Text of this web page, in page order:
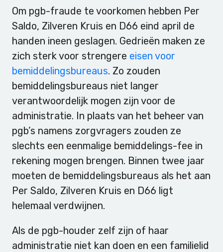
Om pgb-fraude te voorkomen hebben Per
Saldo, Zilveren Kruis en D66 eind april de
handen ineen geslagen. Gedrieën maken ze
zich sterk voor strengere eisen voor
bemiddelingsbureaus. Zo zouden
bemiddelingsbureaus niet langer
verantwoordelijk mogen zijn voor de
administratie. In plaats van het beheer van
pgb’s namens zorgvragers zouden ze
slechts een eenmalige bemiddelings-fee in
rekening mogen brengen. Binnen twee jaar
moeten de bemiddelingsbureaus als het aan
Per Saldo, Zilveren Kruis en D66 ligt
helemaal verdwijnen.
Als de pgb-houder zelf zijn of haar
administratie niet kan doen en een familielid